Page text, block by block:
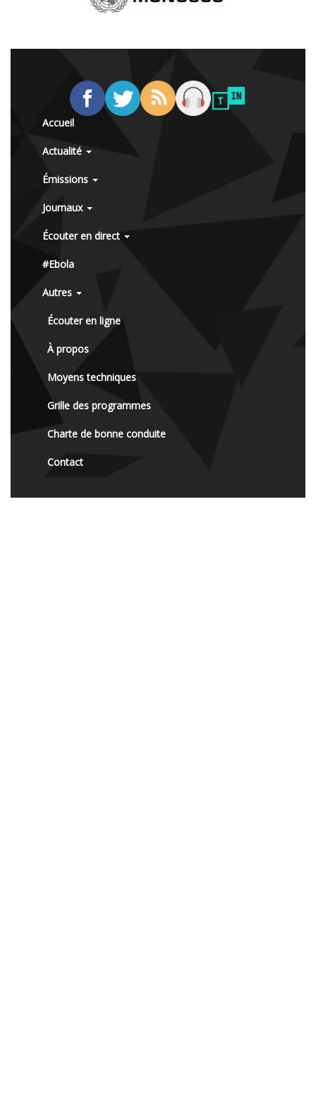
Accueil
Actualité
Émissions
Journaux
Écouter en direct
#Ebola
Autres
Écouter en ligne
À propos
Moyens techniques
Grille des programmes
Charte de bonne conduite
Contact